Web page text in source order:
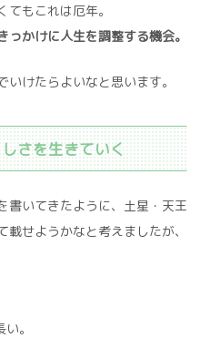
もこれは厄年。
かけに人生を調整する機会。
けたらよいなと思います。
さを生きていく
書いてきたように、土星・天王
せようかなと考えましたが、
。